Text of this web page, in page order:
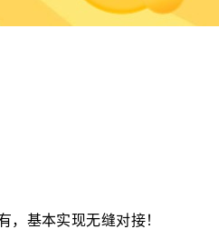
，基本实现无缝对接！